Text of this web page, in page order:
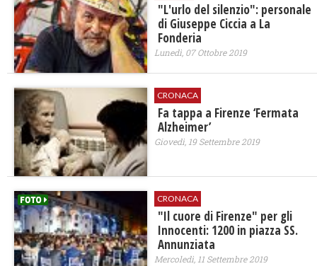
"L'urlo del silenzio": personale
di Giuseppe Ciccia a La
Fonderia
Lunedì, 07 Ottobre 2019
CRONACA
Fa tappa a Firenze ‘Fermata
Alzheimer’
Giovedì, 19 Settembre 2019
CRONACA
"Il cuore di Firenze" per gli
Innocenti: 1200 in piazza SS.
Annunziata
Mercoledì, 11 Settembre 2019